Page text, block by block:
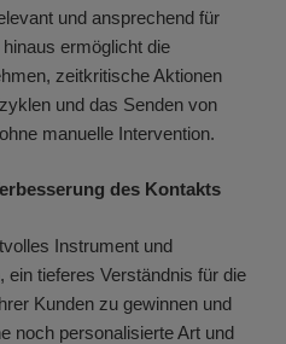
und ansprechend für
ermöglicht die
zeitkritische Aktionen
und das Senden von
manuelle Intervention.
des Kontakts
Instrument und
tieferes Verständnis für die
Kunden zu gewinnen und
noch personalisierte Art und